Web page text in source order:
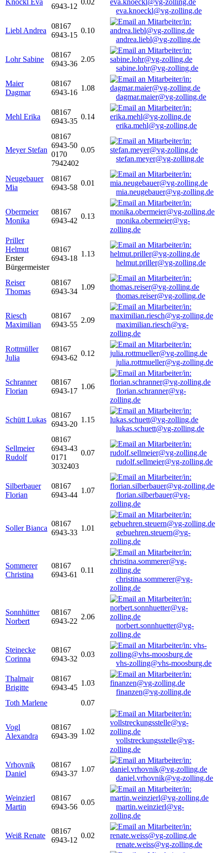
Knöckl Eva
6943-12
0.02
eva.knoeckl@vg-zolling.de
Liebl Andrea
08167
6943-15
0.10
andrea.liebl@vg-zolling.de
Lohr Sabine
08167
6943-36
2.05
sabine.lohr@vg-zolling.de
Maier
Dagmar
08167
6943-16
1.08
dagmar.maier@vg-zolling.de
Mehl Erika
08167
6943-35
0.14
erika.mehl@vg-zolling.de
Meyer Stefan
08167
6943-50
0170
7942402
0.05
stefan.meyer@vg-zolling.de
Neugebauer
Mia
08167
6943-58
0.01
mia.neugebauer@vg-zolling.de
Obermeier
Monika
08167
6943-42
0.13
monika.obermeier@vg-
zolling.de
Priller
Helmut
Erster
Bürgermeister
08167
6943-18
1.13
helmut.priller@vg-zolling.de
Reiser
Thomas
08167
6943-34
1.09
thomas.reiser@vg-zolling.de
Riesch
Maximilian
08167
6943-55
2.09
maximilian.riesch@vg-
zolling.de
Rottmüller
Julia
08167
6943-62
0.12
julia.rottmueller@vg-zolling.de
Schranner
Florian
08167
6943-17
1.06
florian.schranner@vg-
zolling.de
Schütt Lukas
08167
6943-20
1.15
lukas.schuett@vg-zolling.de
Sellmeier
Rudolf
08167
6943-43
0171
3032403
0.07
rudolf.sellmeier@vg-zolling.de
Silberbauer
Florian
08167
6943-44
1.07
florian.silberbauer@vg-
zolling.de
Soller Bianca
08167
6943-33
1.01
gebuehren.steuern@vg-
zolling.de
Sommerer
Christina
08167
6943-61
0.11
christina.sommerer@vg-
zolling.de
Sonnhütter
Norbert
08167
6943-22
2.06
norbert.sonnhuetter@vg-
zolling.de
Steinecke
Corinna
08167
6943-32
0.03
vhs-zolling@vhs-moosburg.de
Thalmair
Brigitte
08167
6943-45
1.03
finanzen@vg-zolling.de
Toth Marlene
0.07
Vogl
Alexandra
08167
6943-39
1.02
vollstreckungsstelle@vg-
zolling.de
Vrhovnik
Daniel
08167
6943-37
1.07
daniel.vrhovnik@vg-zolling.de
Weinzierl
Martin
08167
6943-56
0.05
martin.weinzierl@vg-
zolling.de
Weiß Renate
08167
6943-12
0.02
renate.weiss@vg-zolling.de